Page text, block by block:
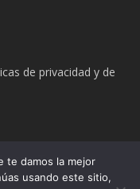
de privacidad y de
Todos los
te damos la mejor
usando este sitio,